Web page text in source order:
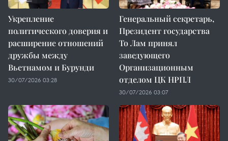
Укрепление
политического доверия и
расширение отношений
дружбы между
Вьетнамом и Бурунди
30/07/2026 03:28
Генеральный секретарь,
Президент государства
То Лам принял
заведующего
Организационным
отделом ЦК НРПЛ
30/07/2026 03:07